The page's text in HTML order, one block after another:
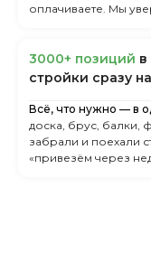
оплачиваете. Мы
3000+ пoзиций
cтpoйки cpaзу
Всё, что нужно — в
доска, брус, балки,
забрали и поехали
«привезём через